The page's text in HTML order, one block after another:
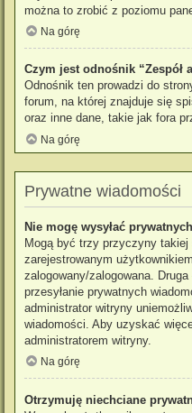
można to zrobić z poziomu
Na górę
Czym jest odnośnik “Zespół
Odnośnik ten prowadzi do
forum, na której znajduje się
oraz inne dane, takie jak fora
Na górę
Prywatne wiadomości
Nie mogę wysyłać
Mogą być trzy przyczyny
zarejestrowanym
zalogowany/zalogowana.
przesyłanie prywatnych
administrator witryny
wiadomości. Aby uzyskać
administratorem witryny.
Na górę
Otrzymuję niechciane